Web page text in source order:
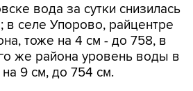
вода за сутки снизилась
в селе Упорово, райцентре
тоже на 4 см - до 758, в
же района уровень воды в
9 см, до 754 см.